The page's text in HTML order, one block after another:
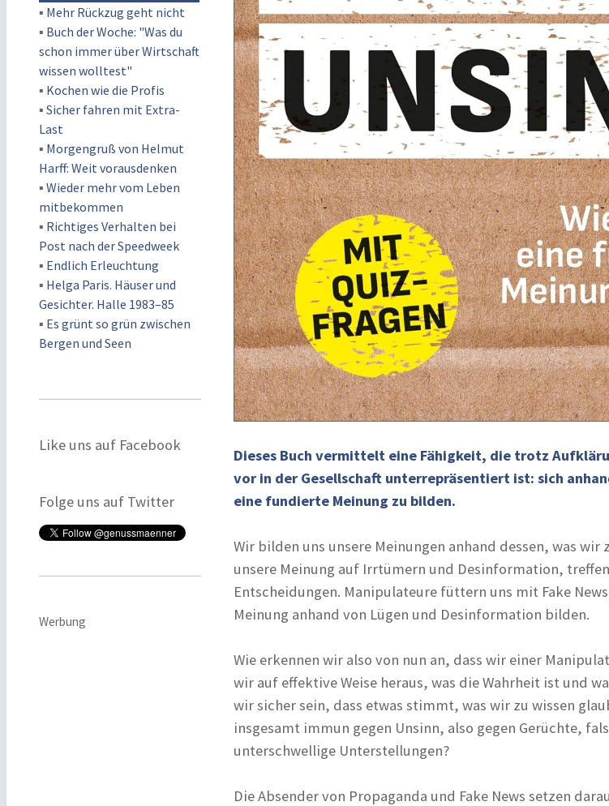
▪ Mehr Rückzug geht nicht
▪ Buch der Woche: "Was du
schon immer über Wirtschaft
wissen wolltest"
▪ Kochen wie die Profis
▪ Sicher fahren mit Extra-
Last
▪ Morgengruß von Helmut
Harff: Weit vorausdenken
▪ Wieder mehr vom Leben
mitbekommen
▪ Richtiges Verhalten bei
Post nach der Speedweek
▪ Endlich Erleuchtung
▪ Helga Paris. Häuser und
Gesichter. Halle 1983–85
▪ Es grünt so grün zwischen
Bergen und Seen
Like uns auf Facebook
Folge uns auf Twitter
Werbung
Dieses Buch vermittelt eine Fähigkeit, die trotz
vor in der Gesellschaft unterrepräsentiert ist: sich
eine fundierte Meinung zu bilden.
Wir bilden uns unsere Meinungen anhand dessen, was wir
unsere Meinung auf Irrtümern und Desinformation,
Entscheidungen. Manipulateure füttern uns mit Fake
Meinung anhand von Lügen und Desinformation bilden.
Wie erkennen wir also von nun an, dass wir einer
wir auf effektive Weise heraus, was die Wahrheit ist und
wir sicher sein, dass etwas stimmt, was wir zu wissen
insgesamt immun gegen Unsinn, also gegen Gerüchte,
unterschwellige Unterstellungen?
Die Absender von Propaganda und Fake News setzen